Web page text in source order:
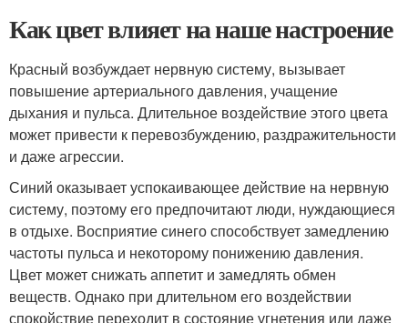
Как цвет влияет на наше настроение
Красный возбуждает нервную систему, вызывает
повышение артериального давления, учащение
дыхания и пульса. Длительное воздействие этого цвета
может привести к перевозбуждению, раздражительности
и даже агрессии.
Синий оказывает успокаивающее действие на нервную
систему, поэтому его предпочитают люди, нуждающиеся
в отдыхе. Восприятие синего способствует замедлению
частоты пульса и некоторому понижению давления.
Цвет может снижать аппетит и замедлять обмен
веществ. Однако при длительном его воздействии
спокойствие переходит в состояние угнетения или даже